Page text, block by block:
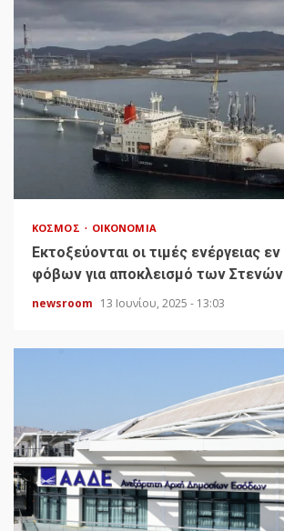
ΚΌΣΜΟΣ ΟΙΚΟΝΟΜΊΑ
Εκτοξεύονται οι τιμές ενέργειας
φόβων για αποκλεισμό των
newsroom 13 Ιουνίου, 2025 - 13:03